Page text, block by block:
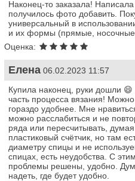
Наконец-то заказала!
получилось фото добавить.
универсальный в
и их формы (прямые,
Оценка:
Елена 06.02.2023 11:57
Купила наконец, руки дошли
часть процесса вязания!
гораздо удобнее. Мне
можно расслабиться и не
ряда или пересчитывать,
пластиковый счётчик, но там
диаметру спицы и не
спицах, есть неудобства. С
проблемы решены, удобно.
надеть, где будет удобно.